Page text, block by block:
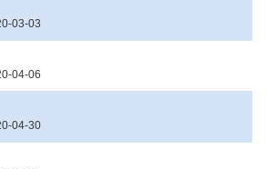
03-03
04-06
04-30